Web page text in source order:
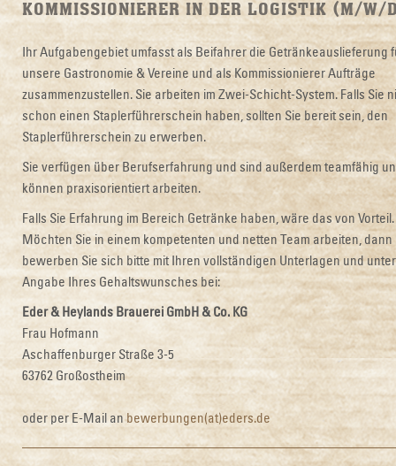
KOMMISSIONIERER IN DER LOGISTIK (M/W/
Ihr Aufgabengebiet umfasst als Beifahrer die Getränkeauslieferung
unsere Gastronomie & Vereine und als Kommissionierer Aufträge
zusammenzustellen. Sie arbeiten im Zwei-Schicht-System. Falls Sie
schon einen Staplerführerschein haben, sollten Sie bereit sein, den
Staplerführerschein zu erwerben.
Sie verfügen über Berufserfahrung und sind außerdem teamfähig
können praxisorientiert arbeiten.
Falls Sie Erfahrung im Bereich Getränke haben, wäre das von Vorteil.
Möchten Sie in einem kompetenten und netten Team arbeiten, dann
bewerben Sie sich bitte mit Ihren vollständigen Unterlagen und unter
Angabe Ihres Gehaltswunsches bei:
Eder & Heylands Brauerei GmbH & Co. KG
Frau Hofmann
Aschaffenburger Straße 3-5
63762 Großostheim
oder per E-Mail anbewerbungen(at)eders.de